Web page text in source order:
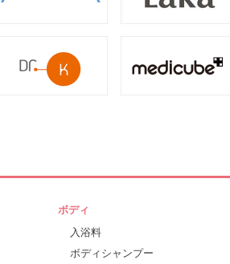
ボディ
入浴料
ボディシャンプー